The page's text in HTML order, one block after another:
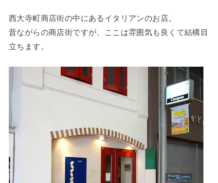
西大寺町商店街の中にあるイタリアンのお店。
昔ながらの商店街ですが、ここは雰囲気も良くて結構目
立ちます。